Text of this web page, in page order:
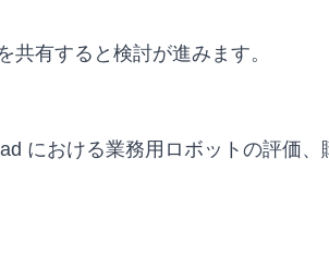
有すると検討が進みます。
における業務用ロボットの評価、